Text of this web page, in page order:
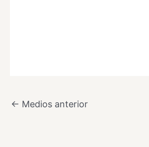
← Medios anterior